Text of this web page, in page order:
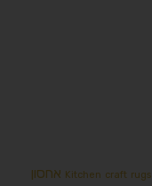
Kitchen craft rugs אחסון